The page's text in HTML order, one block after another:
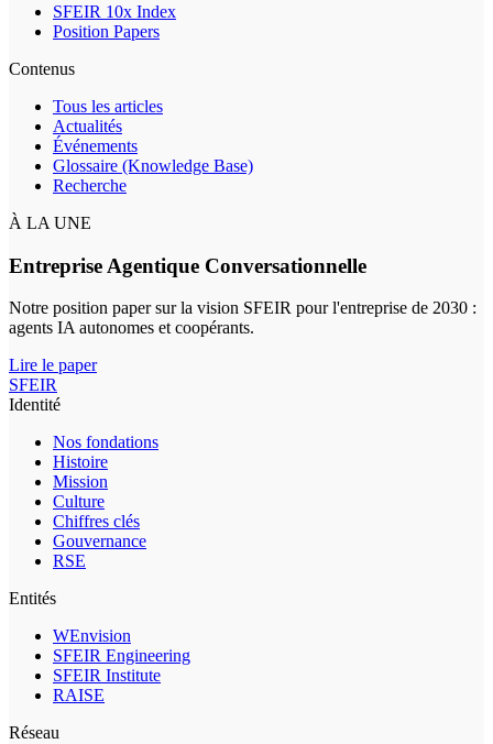
SFEIR 10x Index
Position Papers
Contenus
Tous les articles
Actualités
Événements
Glossaire (Knowledge Base)
Recherche
À LA UNE
Entreprise Agentique Conversationnelle
Notre position paper sur la vision SFEIR pour l'entreprise de 2030 :
agents IA autonomes et coopérants.
Lire le paper
SFEIR
Identité
Nos fondations
Histoire
Mission
Culture
Chiffres clés
Gouvernance
RSE
Entités
WEnvision
SFEIR Engineering
SFEIR Institute
RAISE
Réseau